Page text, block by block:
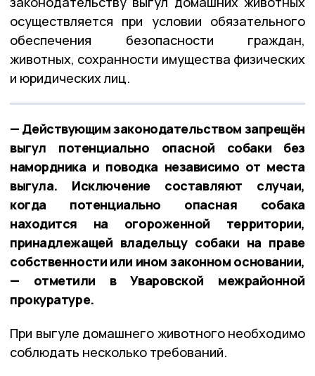
осуществляется при условии обязательного
обеспечения безопасности граждан,
животных, сохранности имущества физических
и юридических лиц.
— Действующим законодательством запрещён
выгул потенциально опасной собаки без
намордника и поводка независимо от места
выгула. Исключение составляют случаи,
когда потенциально опасная собака
находится на огороженной территории,
принадлежащей владельцу собаки на праве
собственности или ином законном основании,
— отметили в Уваровской межрайонной
прокуратуре.
При выгуле домашнего животного необходимо
соблюдать несколько требований.